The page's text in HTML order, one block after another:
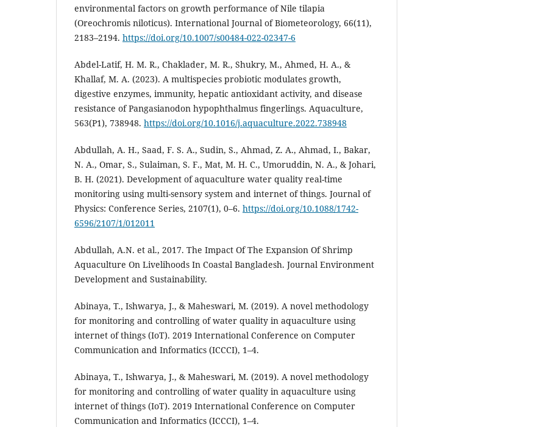
environmental factors on growth performance of Nile tilapia
(Oreochromis niloticus). International Journal of Biometeorology, 66(11),
2183–2194. https://doi.org/10.1007/s00484-022-02347-6
Abdel-Latif, H. M. R., Chaklader, M. R., Shukry, M., Ahmed, H. A., &
Khallaf, M. A. (2023). A multispecies probiotic modulates growth,
digestive enzymes, immunity, hepatic antioxidant activity, and disease
resistance of Pangasianodon hypophthalmus fingerlings. Aquaculture,
563(P1), 738948. https://doi.org/10.1016/j.aquaculture.2022.738948
Abdullah, A. H., Saad, F. S. A., Sudin, S., Ahmad, Z. A., Ahmad, I., Bakar,
N. A., Omar, S., Sulaiman, S. F., Mat, M. H. C., Umoruddin, N. A., & Johari,
B. H. (2021). Development of aquaculture water quality real-time
monitoring using multi-sensory system and internet of things. Journal of
Physics: Conference Series, 2107(1), 0–6. https://doi.org/10.1088/1742-
6596/2107/1/012011
Abdullah, A.N. et al., 2017. The Impact Of The Expansion Of Shrimp
Aquaculture On Livelihoods In Coastal Bangladesh. Journal Environment
Development and Sustainability.
Abinaya, T., Ishwarya, J., & Maheswari, M. (2019). A novel methodology
for monitoring and controlling of water quality in aquaculture using
internet of things (IoT). 2019 International Conference on Computer
Communication and Informatics (ICCCI), 1–4.
Abinaya, T., Ishwarya, J., & Maheswari, M. (2019). A novel methodology
for monitoring and controlling of water quality in aquaculture using
internet of things (IoT). 2019 International Conference on Computer
Communication and Informatics (ICCCI), 1–4.